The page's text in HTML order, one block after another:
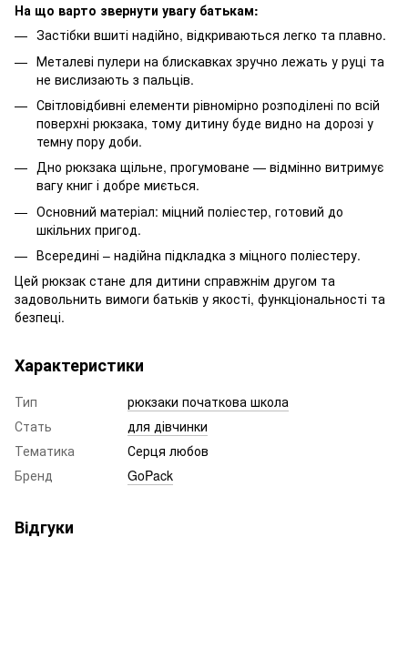
На що варто звернути увагу батькам:
Застібки вшиті надійно, відкриваються легко та плавно.
Металеві пулери на блискавках зручно лежать у руці та
не вислизають з пальців.
Світловідбивні елементи рівномірно розподілені по всій
поверхні рюкзака, тому дитину буде видно на дорозі у
темну пору доби.
Дно рюкзака щільне, прогумоване — відмінно витримує
вагу книг і добре миється.
Основний матеріал: міцний поліестер, готовий до
шкільних пригод.
Всередині – надійна підкладка з міцного поліестеру.
Цей рюкзак стане для дитини справжнім другом та
задовольнить вимоги батьків у якості, функціональності та
безпеці.
Характеристики
Тип
рюкзаки початкова школа
Стать
для дівчинки
Тематика
Серця любов
Бренд
GoPack
Відгуки